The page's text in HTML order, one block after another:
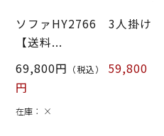
ソファHY2766 3人掛け
【送料...
69,800円 （税込）
59,800
円
在庫： ×